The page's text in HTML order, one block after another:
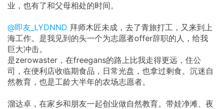
业，也有了和父母相处的时间。
@即友_LYDNND 拜师木匠未成，去了青旅打工，又来到上
海工作。是我见到的头一个为志愿者offer辞职的人，给我
巨大冲击。
是zerowaster，在freegans的路上比我走得更远，住公
司，在便利店收临期食品，日常光盘，也拿过剩食。沉迷自
然教育，也是工龄大半年的农场志愿者。
溜达卓，在家乡和朋友一起创业做自然教育。带娃净滩、夜